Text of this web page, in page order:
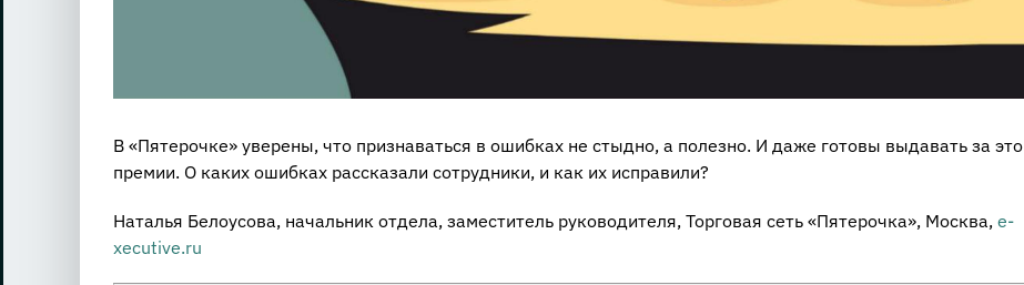
В «Пятерочке» уверены, что признаваться в ошибках не стыдно, а полезно. И даже готовы выдавать за это
премии. О каких ошибках рассказали сотрудники, и как их исправили?
Наталья Белоусова, начальник отдела, заместитель руководителя, Торговая сеть «Пятерочка», Москва, e-
xecutive.ru